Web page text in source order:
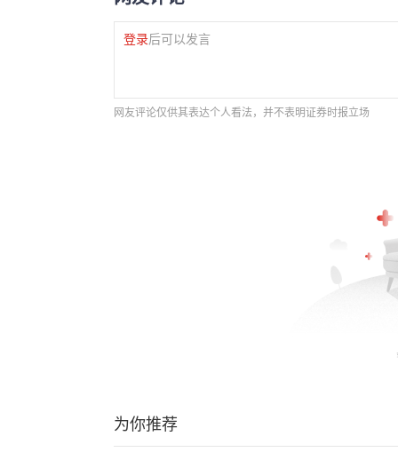
登录后可以发言
网友评论仅供其表达个人看法，并不表明证券时报立场
为你推荐